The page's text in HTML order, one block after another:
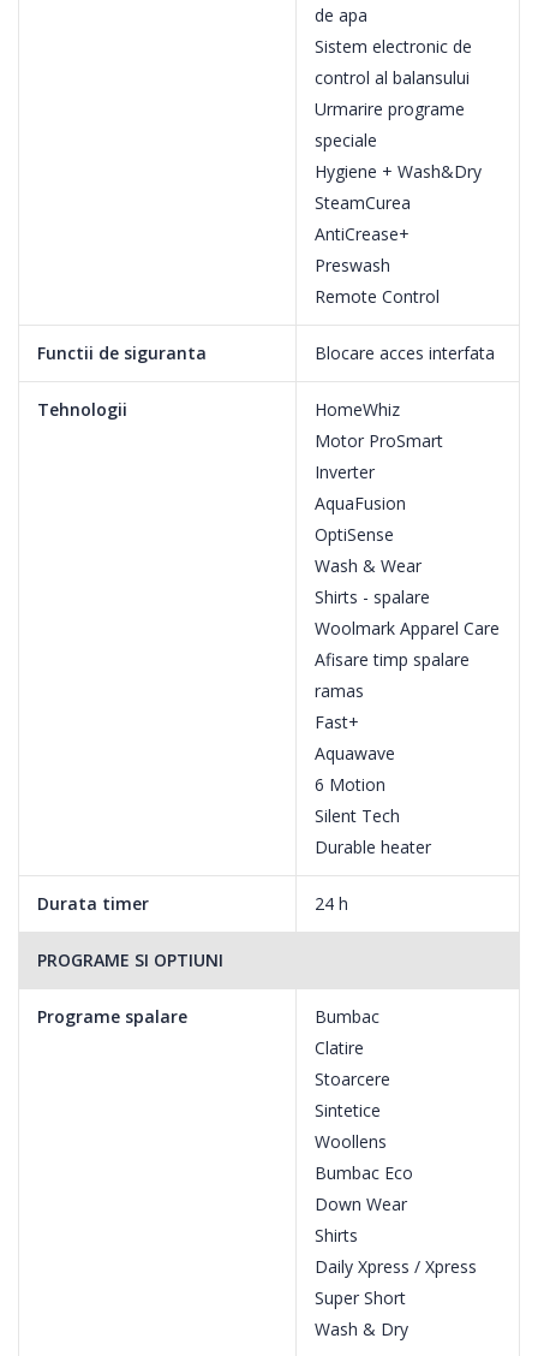
de program, te ajuta sa scapi de grija cutelor in plus, tesaturile
devin mai moi, placute la atingere. SteamCure este ideala pentru
imbracamintea bebelusilor si pentru cei care au o piele sensibila.
Motorul ProSmartInverter este partenerul tau de nadejde atunci
cand ai nevoie de liniste. Acesta este echipat cu un set de
avantaje sesizabile chiar de la prima utilizare: eficienta
energetica pe care o poti observa pe factura ta de energie
electrica, nivelul de zgomot este redus prin controlul imbunatatit
al turatiei, absenta vibratiilor si eliminarea emisiilor
de apa
Sistem electronic de
control al balansului
Urmarire programe
speciale
Hygiene + Wash&Dry
SteamCurea
AntiCrease+
Preswash
Remote Control
Functii de siguranta Blocare acces interfata
Tehnologii
HomeWhiz
Motor ProSmart
Inverter
AquaFusion
OptiSense
Wash & Wear
Shirts - spalare
Woolmark Apparel Care
Afisare timp spalare
ramas
Fast+
Aquawave
6 Motion
Silent Tech
Durable heater
Durata timer 24 h
PROGRAME SI OPTIUNI
Programe spalare
Bumbac
Clatire
Stoarcere
Sintetice
Woollens
Bumbac Eco
Down Wear
Shirts
Daily Xpress / Xpress
Super Short
Wash & Dry